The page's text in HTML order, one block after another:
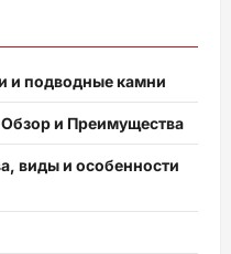
и подводные камни
и Преимущества
виды и особенности